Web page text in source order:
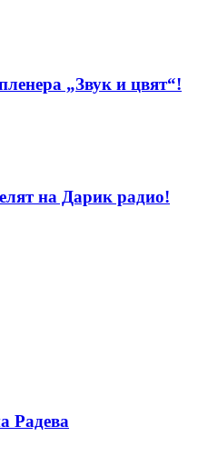
„Звук и цвят“!
на Дарик радио!
Радева